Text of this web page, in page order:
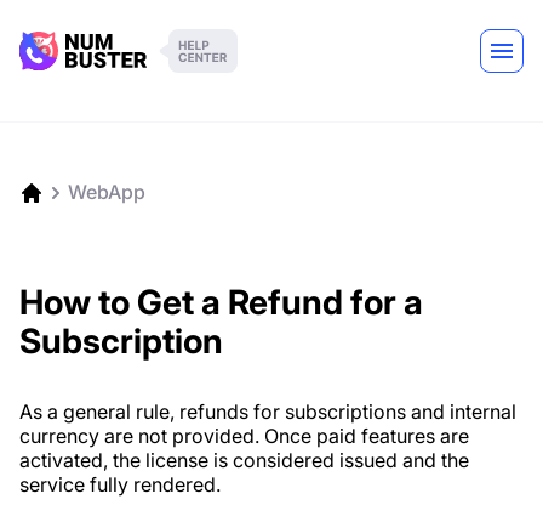
WebApp
How to Get a Refund for a
Subscription
As a general rule, refunds for subscriptions and internal
currency are not provided. Once paid features are
activated, the license is considered issued and the
service fully rendered.